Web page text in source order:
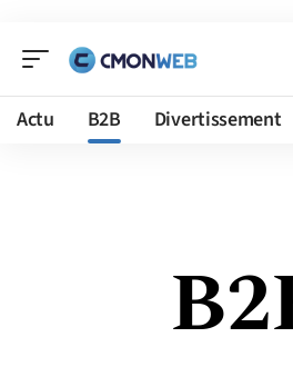
Actu B2B Divertissement